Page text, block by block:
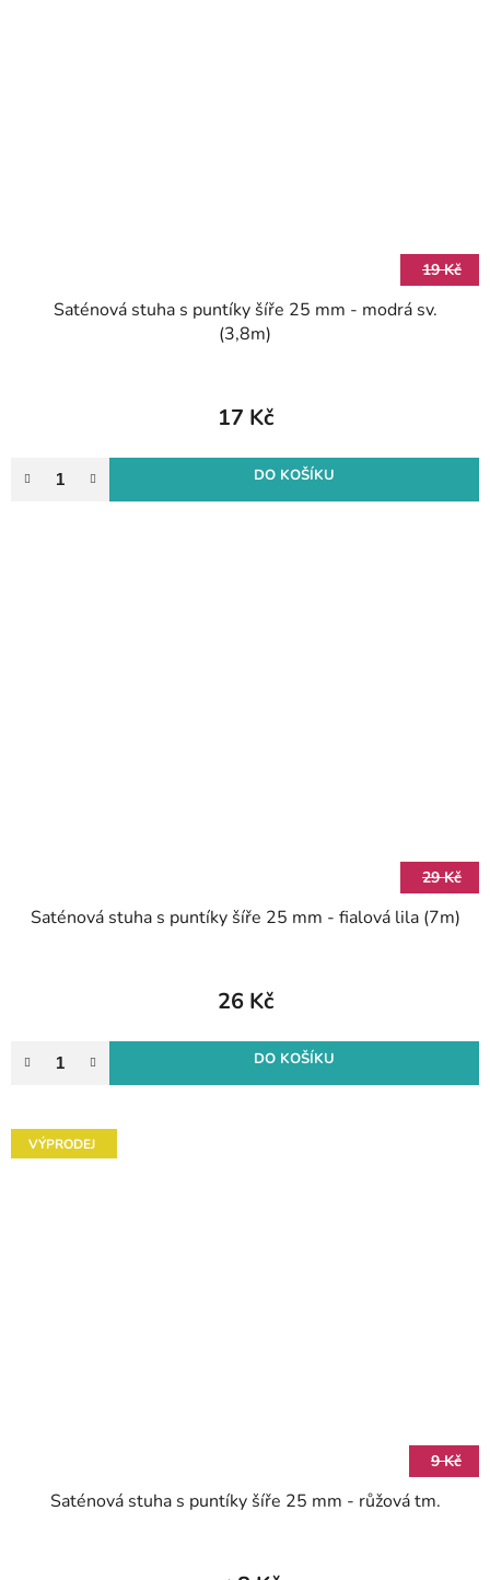
19 Kč
Saténová stuha s puntíky šíře 25 mm - modrá sv.
(3,8m)
17 Kč
DO KOŠÍKU
29 Kč
Saténová stuha s puntíky šíře 25 mm - fialová lila (7m)
26 Kč
DO KOŠÍKU
VÝPRODEJ
9 Kč
Saténová stuha s puntíky šíře 25 mm - růžová tm.